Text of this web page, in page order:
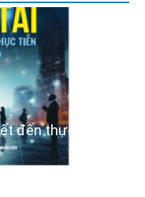
thành với Tổ quốc,
dân – Sáng ngời
mạng”